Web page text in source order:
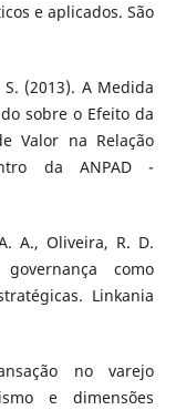
e aplicados. São
(2013). A Medida
sobre o Efeito da
Valor na Relação
da ANPAD -
A., Oliveira, R. D.
como
Linkania
no varejo
e dimensões